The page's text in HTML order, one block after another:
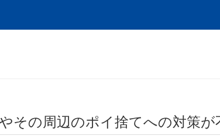
その周辺のポイ捨てへの対策が